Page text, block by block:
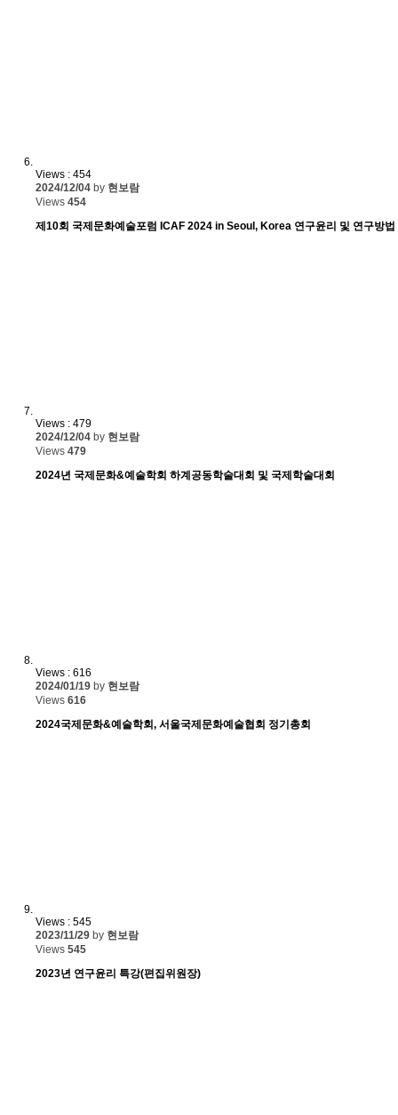
Views : 454
2024/12/04 by 현보람
Views 454
제10회 국제문화예술포럼 ICAF 2024 in Seoul, Korea 연구윤리 및 연구방법
Views : 479
2024/12/04 by 현보람
Views 479
2024년 국제문화&예술학회 하계공동학술대회 및 국제학술대회
Views : 616
2024/01/19 by 현보람
Views 616
2024국제문화&예술학회, 서울국제문화예술협회 정기총회
Views : 545
2023/11/29 by 현보람
Views 545
2023년 연구윤리 특강(편집위원장)